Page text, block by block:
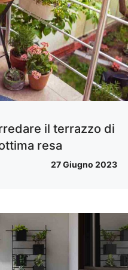
il terrazzo di
resa
27 Giugno 2023